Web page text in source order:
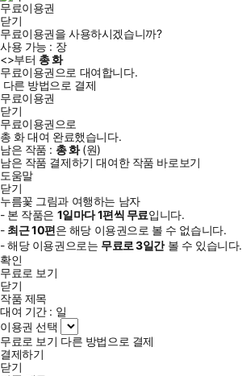
무료이용권
닫기
무료이용권을 사용하시겠습니까?
사용 가능 : 장
<>부터 총화
무료이용권으로 대여합니다.
다른 방법으로 결제
무료이용권
닫기
무료이용권으로
총 화대여 완료했습니다.
남은 작품 : 총화(원)
남은 작품 결제하기 대여한 작품 바로보기
도움말
닫기
누름꽃 그림과 여행하는 남자
- 본 작품은 1일마다1편씩 무료입니다.
- 최근10편은 해당 이용권으로 볼 수 없습니다.
- 해당 이용권으로는 무료로3일간볼 수 있습니다.
확인
무료로 보기
닫기
작품 제목
대여 기간 : 일
이용권 선택
무료로 보기 다른 방법으로 결제
결제하기
닫기